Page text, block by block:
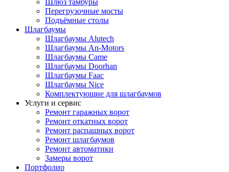
Перегрузочные мосты
Подъёмные столы
Шлагбаумы
Шлагбаумы Alutech
Шлагбаумы An-Motors
Шлагбаумы Came
Шлагбаумы Doorhan
Шлагбаумы Faac
Шлагбаумы Nice
Комплектующие для шлагбаумов
Услуги и сервис
Ремонт гаражных ворот
Ремонт откатных ворот
Ремонт распашных ворот
Ремонт шлагбаумов
Ремонт автоматики
Замеры ворот
Портфолио